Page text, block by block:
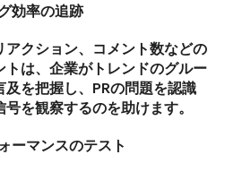
効率の追跡
クション、コメント数などの
は、企業がトレンドのグルー
を把握し、PRの問題を認識
を観察するのを助けます。
ーマンスのテスト